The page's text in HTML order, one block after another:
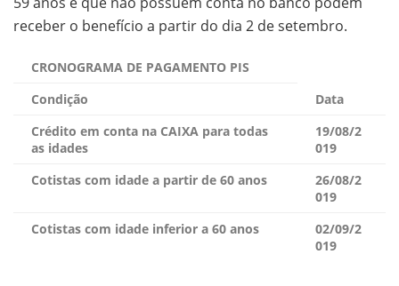
receber o benefício a partir do dia 2 de setembro.
CRONOGRAMA DE PAGAMENTO PIS
Condição
Data
Crédito em conta na CAIXA para todas
as idades
19/08/2
019
Cotistas com idade a partir de 60 anos
26/08/2
019
Cotistas com idade inferior a 60 anos
02/09/2
019